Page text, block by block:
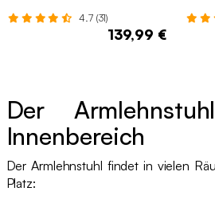
4.7 (31)
139,99 €
Der
Innenbereich
Der Armlehnstuhl findet in vielen
Platz: